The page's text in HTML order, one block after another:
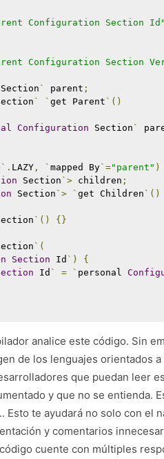
Configuration Section Id"
Configuration Section
Section ` parent ;
` ` get Parent `()
Configuration Section `
`. LAZY, ` mapped By`="parent" )
Section `> children ;
Section `> ` get Children `()
`() {}
`(
Section Id `)
{
Id ` = ` personal
analice este código. Sin
de los lenguajes orientados
que puedan leer
y que no se entienda.
Esto te ayudará no solo con el
y comentarios
cuente con múltiples